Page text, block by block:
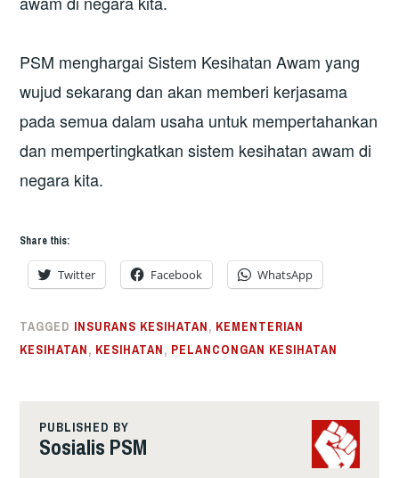
PSM menghargai Sistem Kesihatan Awam yang
wujud sekarang dan akan memberi kerjasama
pada semua dalam usaha untuk mempertahankan
dan mempertingkatkan sistem kesihatan awam di
negara kita.
Share this:
Twitter Facebook WhatsApp
TAGGED INSURANS KESIHATAN, KEMENTERIAN
KESIHATAN, KESIHATAN, PELANCONGAN KESIHATAN
PUBLISHED BY
Sosialis PSM